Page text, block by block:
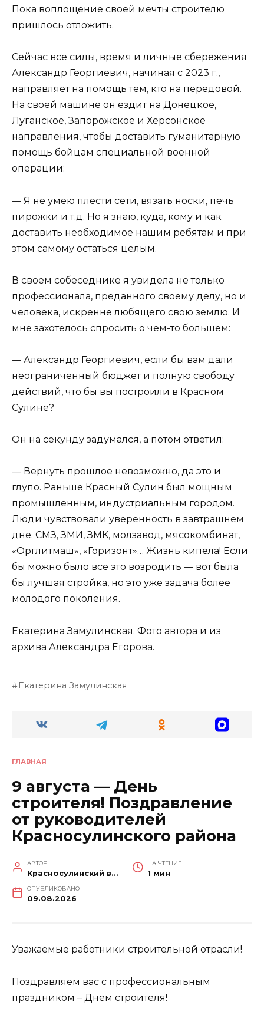
Пока воплощение своей мечты строителю
пришлось отложить.
Сейчас все силы, время и личные сбережения
Александр Георгиевич, начиная с 2023 г.,
направляет на помощь тем, кто на передовой.
На своей машине он ездит на Донецкое,
Луганское, Запорожское и Херсонское
направления, чтобы доставить гуманитарную
помощь бойцам специальной военной
операции:
— Я не умею плести сети, вязать носки, печь
пирожки и т.д. Но я знаю, куда, кому и как
доставить необходимое нашим ребятам и при
этом самому остаться целым.
В своем собеседнике я увидела не только
профессионала, преданного своему делу, но и
человека, искренне любящего свою землю. И
мне захотелось спросить о чем-то большем:
— Александр Георгиевич, если бы вам дали
неограниченный бюджет и полную свободу
действий, что бы вы построили в Красном
Сулине?
Он на секунду задумался, а потом ответил:
— Вернуть прошлое невозможно, да это и
глупо. Раньше Красный Сулин был мощным
промышленным, индустриальным городом.
Люди чувствовали уверенность в завтрашнем
дне. СМЗ, ЗМИ, ЗМК, молзавод, мясокомбинат,
«Орглитмаш», «Горизонт»… Жизнь кипела! Если
бы можно было все это возродить — вот была
бы лучшая стройка, но это уже задача более
молодого поколения.
Екатерина Замулинская. Фото автора и из
архива Александра Егорова.
Екатерина Замулинская
ГЛАВНАЯ
9 августа — День
строителя! Поздравление
от руководителей
Красносулинского района
АВТОР
Красносулинский вестник
НА ЧТЕНИЕ
1 мин
ОПУБЛИКОВАНО
09.08.2026
Уважаемые работники строительной отрасли!
Поздравляем вас с профессиональным
праздником – Днем строителя!